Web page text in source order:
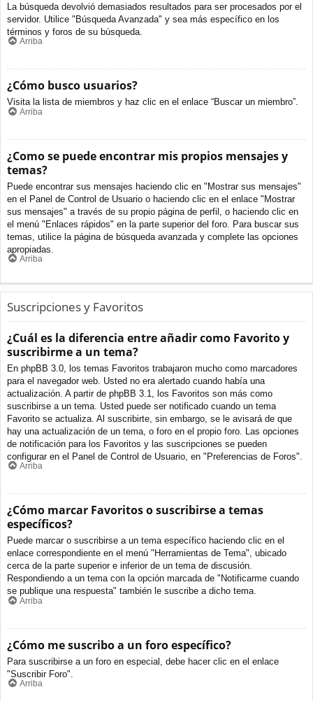
La búsqueda devolvió demasiados resultados para ser procesados por el
servidor. Utilice "Búsqueda Avanzada" y sea más específico en los
términos y foros de su búsqueda.
Arriba
¿Cómo busco usuarios?
Visita la lista de miembros y haz clic en el enlace “Buscar un miembro”.
Arriba
¿Como se puede encontrar mis propios mensajes y
temas?
Puede encontrar sus mensajes haciendo clic en "Mostrar sus mensajes"
en el Panel de Control de Usuario o haciendo clic en el enlace "Mostrar
sus mensajes" a través de su propio página de perfil, o haciendo clic en
el menú "Enlaces rápidos" en la parte superior del foro. Para buscar sus
temas, utilice la página de búsqueda avanzada y complete las opciones
apropiadas.
Arriba
Suscripciones y Favoritos
¿Cuál es la diferencia entre añadir como Favorito y
suscribirme a un tema?
En phpBB 3.0, los temas Favoritos trabajaron mucho como marcadores
para el navegador web. Usted no era alertado cuando había una
actualización. A partir de phpBB 3.1, los Favoritos son más como
suscribirse a un tema. Usted puede ser notificado cuando un tema
Favorito se actualiza. Al suscribirte, sin embargo, se le avisará de que
hay una actualización de un tema, o foro en el propio foro. Las opciones
de notificación para los Favoritos y las suscripciones se pueden
configurar en el Panel de Control de Usuario, en "Preferencias de Foros".
Arriba
¿Cómo marcar Favoritos o suscribirse a temas
específicos?
Puede marcar o suscribirse a un tema específico haciendo clic en el
enlace correspondiente en el menú "Herramientas de Tema", ubicado
cerca de la parte superior e inferior de un tema de discusión.
Respondiendo a un tema con la opción marcada de "Notificarme cuando
se publique una respuesta" también le suscribe a dicho tema.
Arriba
¿Cómo me suscribo a un foro específico?
Para suscribirse a un foro en especial, debe hacer clic en el enlace
"Suscribir Foro".
Arriba